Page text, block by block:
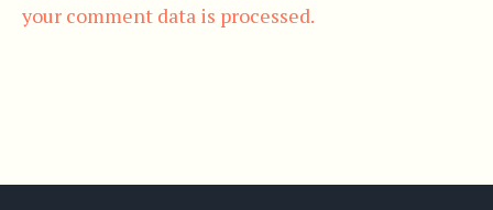
your comment data is processed.